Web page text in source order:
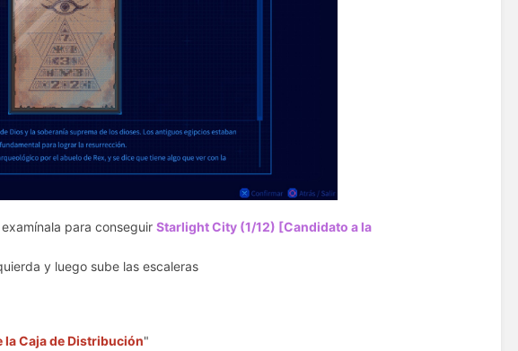
para conseguirStarlight City (1/12) [Candidato a la
y luego sube las escaleras
la Caja de Distribución"